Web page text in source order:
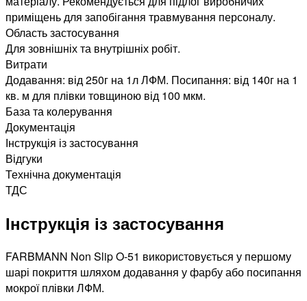
приміщень для запобігання травмування персоналу.
Область застосування
Для зовнішніх та внутрішніх робіт.
Витрати
Додавання: від 250г на 1л ЛФМ. Посипання: від 140г на 1
кв. м для плівки товщиною від 100 мкм.
База та колерування
Документація
Інструкція із застосування
Відгуки
Технічна документація
ТДС
Інструкція із застосування
FARBMANN Non Slip O-51 використовується у першому
шарі покриття шляхом додавання у фарбу або посипання
мокрої плівки ЛФМ.